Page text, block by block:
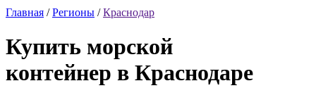
Главная /Регионы /Краснодар
Купить морской
контейнер в Краснодаре